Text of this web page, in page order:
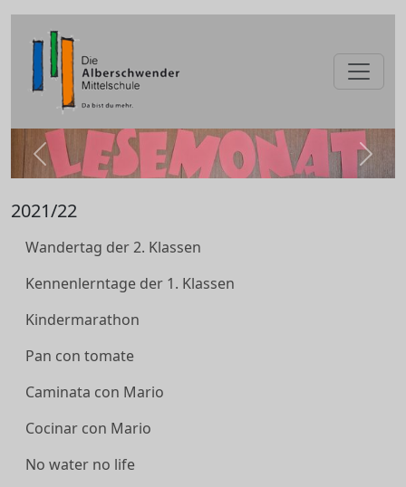
zurück
2021/22
Wandertag der 2. Klassen
Kennenlerntage der 1. Klassen
Kindermarathon
Pan con tomate
Caminata con Mario
Cocinar con Mario
No water no life